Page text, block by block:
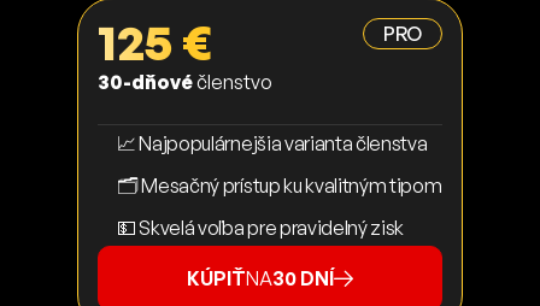
PRO
125 €
30-dňovéčlenstvo
📈 Najpopulárnejšia varianta členstva
🗂️ Mesačný prístup ku kvalitným tipom
💵 Skvelá voľba pre pravidelný zisk
KÚPIŤNA30 DNÍ